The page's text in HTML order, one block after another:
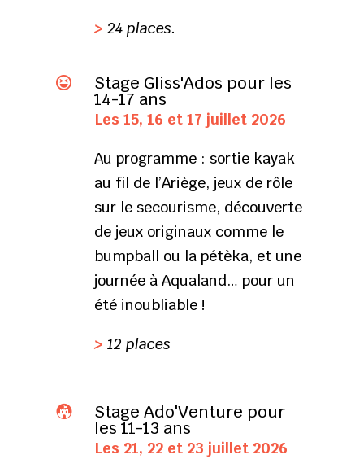
> 24 places.
 Stage Gliss'Ados pour les
14-17 ans
Les 15, 16 et 17 juillet 2026
Au programme : sortie kayak
au fil de l’Ariège, jeux de rôle
sur le secourisme, découverte
de jeux originaux comme le
bumpball ou la pétèka, et une
journée à Aqualand… pour un
été inoubliable !
> 12 places
 Stage Ado'Venture pour
les 11-13 ans
Les 21, 22 et 23 juillet 2026